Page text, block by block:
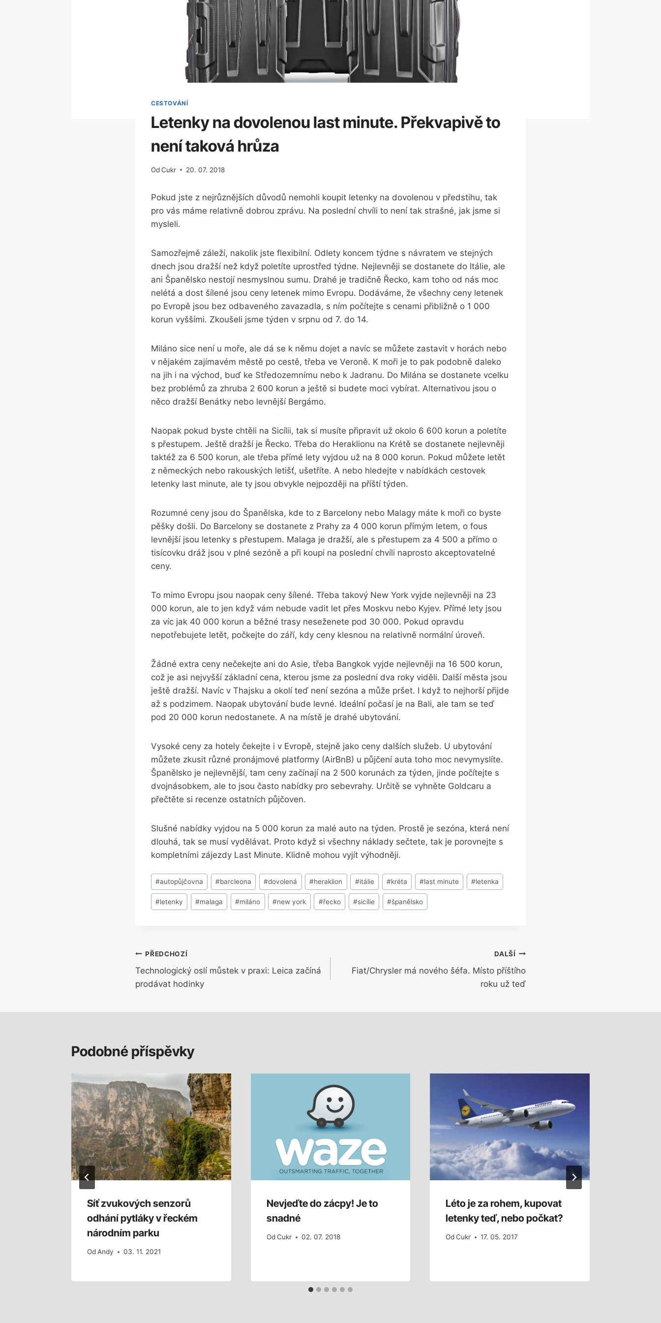
CESTOVÁNÍ
Letenky na dovolenou last minute. Překvapivě to
není taková hrůza
OdCukr 20. 07. 2018
Pokud jste z nejrůznějších důvodů nemohli koupit letenky na dovolenou v předstihu, tak
pro vás máme relativně dobrou zprávu. Na poslední chvíli to není tak strašné, jak jsme si
mysleli.
Samozřejmě záleží, nakolik jste flexibilní. Odlety koncem týdne s návratem ve stejných
dnech jsou dražší než když poletíte uprostřed týdne. Nejlevněji se dostanete do Itálie, ale
ani Španělsko nestojí nesmyslnou sumu. Drahé je tradičně Řecko, kam toho od nás moc
nelétá a dost šílené jsou ceny letenek mimo Evropu. Dodáváme, že všechny ceny letenek
po Evropě jsou bez odbaveného zavazadla, s ním počítejte s cenami přibližně o 1 000
korun vyššími. Zkoušeli jsme týden v srpnu od 7. do 14.
Miláno sice není u moře, ale dá se k němu dojet a navíc se můžete zastavit v horách nebo
v nějakém zajímavém městě po cestě, třeba ve Veroně. K moři je to pak podobně daleko
na jih i na východ, buď ke Středozemnímu nebo k Jadranu. Do Milána se dostanete vcelku
bez problémů za zhruba 2 600 korun a ještě si budete moci vybírat. Alternativou jsou o
něco dražší Benátky nebo levnější Bergámo.
Naopak pokud byste chtěli na Sicílii, tak si musíte připravit už okolo 6 600 korun a poletíte
s přestupem. Ještě dražší je Řecko. Třeba do Heraklionu na Krétě se dostanete nejlevněji
taktéž za 6 500 korun, ale třeba přímé lety vyjdou už na 8 000 korun. Pokud můžete letět
z německých nebo rakouských letišť, ušetříte. A nebo hledejte v nabídkách cestovek
letenky last minute, ale ty jsou obvykle nejpozději na příští týden.
Rozumné ceny jsou do Španělska, kde to z Barcelony nebo Malagy máte k moři co byste
pěšky došli. Do Barcelony se dostanete z Prahy za 4 000 korun přímým letem, o fous
levnější jsou letenky s přestupem. Malaga je dražší, ale s přestupem za 4 500 a přímo o
tisícovku dráž jsou v plné sezóně a při koupi na poslední chvíli naprosto akceptovatelné
ceny.
To mimo Evropu jsou naopak ceny šílené. Třeba takový New York vyjde nejlevněji na 23
000 korun, ale to jen když vám nebude vadit let přes Moskvu nebo Kyjev. Přímé lety jsou
za víc jak 40 000 korun a běžné trasy neseženete pod 30 000. Pokud opravdu
nepotřebujete letět, počkejte do září, kdy ceny klesnou na relativně normální úroveň.
Žádné extra ceny nečekejte ani do Asie, třeba Bangkok vyjde nejlevněji na 16 500 korun,
což je asi nejvyšší základní cena, kterou jsme za poslední dva roky viděli. Další města jsou
ještě dražší. Navíc v Thajsku a okolí teď není sezóna a může pršet. I když to nejhorší přijde
až s podzimem. Naopak ubytování bude levné. Ideální počasí je na Bali, ale tam se teď
pod 20 000 korun nedostanete. A na místě je drahé ubytování.
Vysoké ceny za hotely čekejte i v Evropě, stejně jako ceny dalších služeb. U ubytování
můžete zkusit různé pronájmové platformy (AirBnB) u půjčení auta toho moc nevymyslíte.
Španělsko je nejlevnější, tam ceny začínají na 2 500 korunách za týden, jinde počítejte s
dvojnásobkem, ale to jsou často nabídky pro sebevrahy. Určitě se vyhněte Goldcaru a
přečtěte si recenze ostatních půjčoven.
Slušné nabídky vyjdou na 5 000 korun za malé auto na týden. Prostě je sezóna, která není
dlouhá, tak se musí vydělávat. Proto když si všechny náklady sečtete, tak je porovnejte s
kompletními zájezdy Last Minute. Klidně mohou vyjít výhodněji.
Štítky
příspěvků:
#autopůjčovna #barcleona #dovolená #heraklion #itálie #kréta #last minute #letenka
#letenky #malaga #miláno #new york #řecko #sicílie #španělsko
Navigace
pro
PŘEDCHOZÍ
Technologický oslí můstek v praxi: Leica začíná
prodávat hodinky
DALŠÍ
Fiat/Chrysler má nového šéfa. Místo příštího
roku už teď
Podobné příspěvky
Síť zvukových senzorů
odhání pytláky v řeckém
národním parku
Od Andy 03. 11. 2021
Nevjeďte do zácpy! Je to
snadné
Od Cukr 02. 07. 2018
Léto je za rohem, kupovat
letenky teď, nebo počkat?
Od Cukr 17. 05. 2017